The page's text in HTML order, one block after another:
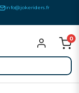
info@jokeriders.fr
0